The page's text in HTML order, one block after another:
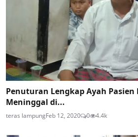
Penuturan Lengkap Ayah Pasien
Meninggal di...
teras lampungFeb 12, 2020 0 4.4k